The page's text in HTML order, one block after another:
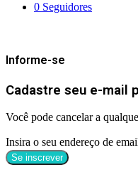
0 Seguidores
Informe-se
Cadastre seu e-mail
Você pode cancelar a
Insira o seu endereço de